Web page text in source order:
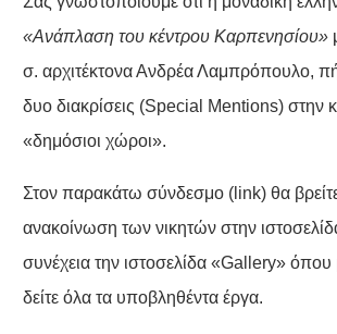
«Ανάπλαση του κέντρου Καρπενησίου»
σ. αρχιτέκτονα Ανδρέα Λαμπρόπουλο,
δυο διακρίσεις (Special Mentions) στην
«δημόσιοι χώροι».
Στον παρακάτω σύνδεσμο (link) θα
ανακοίνωση των νικητών στην
συνέχεια την ιστοσελίδα «Gallery» όπου
δείτε όλα τα υποβληθέντα έργα.